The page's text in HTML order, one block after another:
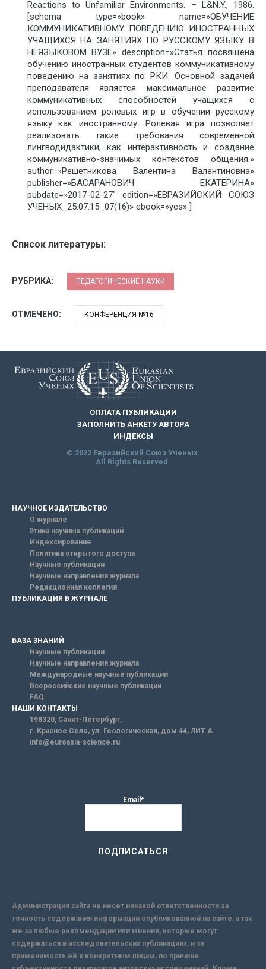
Reactions to Unfamiliar Environments. – L&N.Y., 1986.
[schema type=»book» name=»ОБУЧЕНИЕ
КОММУНИКАТИВНОМУ ПОВЕДЕНИЮ ИНОСТРАННЫХ
УЧАЩИХСЯ НА ЗАНЯТИЯХ ПО РУССКОМУ ЯЗЫКУ В
НЕЯЗЫКОВОМ ВУЗЕ» description=»Статья посвящена
обучению иностранных студентов коммуникативному
поведению на занятиях по РКИ. Основной задачей
преподавателя является максимальное развитие
коммуникативных способностей учащихся с
использованием ролевых игр в обучении русскому
языку как иностранному. Ролевая игра позволяет
реализовать такие требования современной
лингводидактики, как интерактивность и создание
коммуникативно-значимых контекстов общения.»
author=»Решетникова Валентина Валентиновна»
publisher=»БАСАРАНОВИЧ ЕКАТЕРИНА»
pubdate=»2017-02-27″ edition=»ЕВРАЗИЙСКИЙ СОЮЗ
УЧЕНЫХ_25.07.15_07(16)» ebook=»yes» ]
Список литературы:
РУБРИКА: ПЕДАГОГИЧЕСКИЕ НАУКИ
ОТМЕЧЕНО: КОНФЕРЕНЦИЯ №16
ОПЛАТА ПУБЛИКАЦИИ
ЗАПОЛНИТЬ АНКЕТУ АВТОРА
ИНДЕКСЫ
© 2022 Евразийский Союз Ученых.
All Rights Reserved.
НАУЧНОЕ ИЗДАТЕЛЬСТВО
О журнале
Этика научных публикаций
Индексирование
Политика открытого доступа
Научные публикации
Научные направления журнала
Редакционная коллегия
ПУБЛИКАЦИЯ В ЖУРНАЛЕ
БАЗА ЗНАНИЙ
Научные публикации
Научные направления журнала
Международные научные публикации
Всероссийские научные публикации
FAQ
НАШИ КОНТАКТЫ
198320, Санкт-Петербург,
г. Красное Село, ул. Геологическая, дом 44, ЛИТ А.
info@euroasia-science.ru
Email*
Администрация сайта не несет никакой ответственности за
точность содержания информации опубликованной на сайте, а так
же за любые рекомендации или мнения, которые могут
содержаться в исследовательских публикациях, и за
применимость её к конкретным лицам, по причине